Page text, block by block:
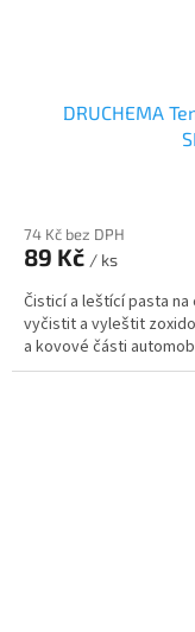
DRUCHEMA
74 Kč bez DPH
89 Kč / ks
Čisticí a leštící pasta
vyčistit a vyleštit
a kovové části